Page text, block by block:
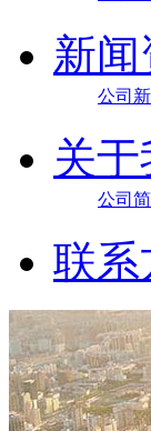
新
公司
关于
公司
联系